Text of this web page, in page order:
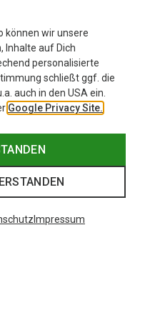
können wir unsere
Inhalte auf Dich
personalisierte
schließt ggf. die
auch in den USA ein.
Google Privacy Site.
Impressum